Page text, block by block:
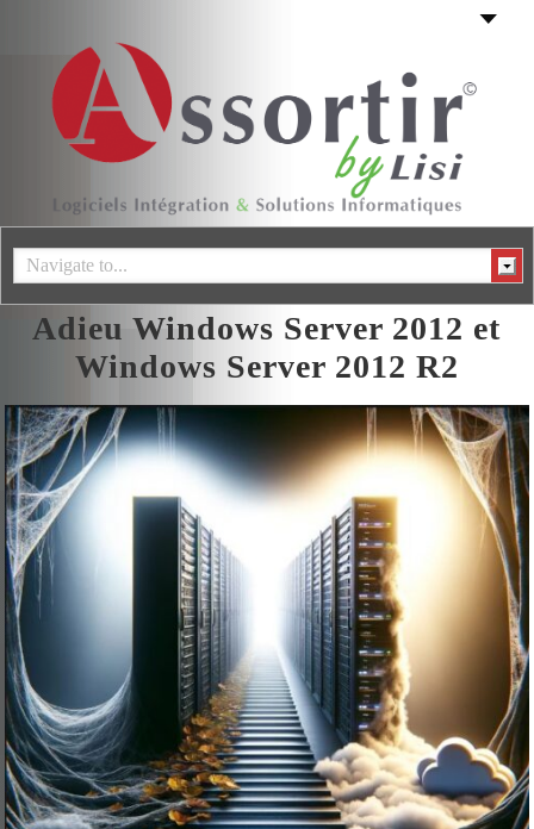
Navigate to...
Adieu Windows Server 2012 et
Windows Server 2012 R2